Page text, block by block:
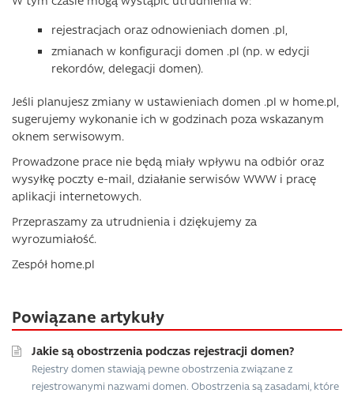
rejestracjach oraz odnowieniach domen .pl,
zmianach w konfiguracji domen .pl (np. w edycji
rekordów, delegacji domen).
Jeśli planujesz zmiany w ustawieniach domen .pl w home.pl,
sugerujemy wykonanie ich w godzinach poza wskazanym
oknem serwisowym.
Prowadzone prace nie będą miały wpływu na odbiór oraz
wysyłkę poczty e-mail, działanie serwisów WWW i pracę
aplikacji internetowych.
Przepraszamy za utrudnienia i dziękujemy za
wyrozumiałość.
Zespół home.pl
Powiązane artykuły
Jakie są obostrzenia podczas rejestracji domen?
Rejestry domen stawiają pewne obostrzenia związane z
rejestrowanymi nazwami domen. Obostrzenia są zasadami, które